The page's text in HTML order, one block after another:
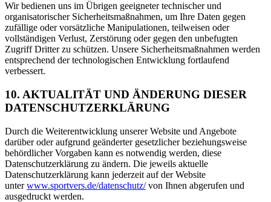
Wir bedienen uns im Übrigen geeigneter technischer und
organisatorischer Sicherheitsmaßnahmen, um Ihre Daten gegen
zufällige oder vorsätzliche Manipulationen, teilweisen oder
vollständigen Verlust, Zerstörung oder gegen den unbefugten
Zugriff Dritter zu schützen. Unsere Sicherheitsmaßnahmen werden
entsprechend der technologischen Entwicklung fortlaufend
verbessert.
10. AKTUALITÄT UND ÄNDERUNG DIESER
DATENSCHUTZERKLÄRUNG
Durch die Weiterentwicklung unserer Website und Angebote
darüber oder aufgrund geänderter gesetzlicher beziehungsweise
behördlicher Vorgaben kann es notwendig werden, diese
Datenschutzerklärung zu ändern. Die jeweils aktuelle
Datenschutzerklärung kann jederzeit auf der Website
unterwww.sportvers.de/datenschutz/von Ihnen abgerufen und
ausgedruckt werden.